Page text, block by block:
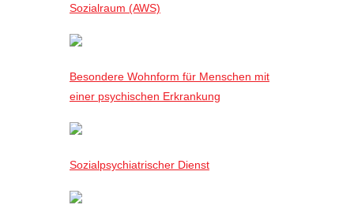
Sozialraum (AWS)
Besondere Wohnform für Menschen mit
einer psychischen Erkrankung
Sozialpsychiatrischer Dienst